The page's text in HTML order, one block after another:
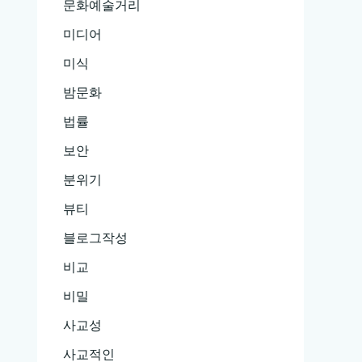
문화예술거리
미디어
미식
밤문화
법률
보안
분위기
뷰티
블로그작성
비교
비밀
사교성
사교적인